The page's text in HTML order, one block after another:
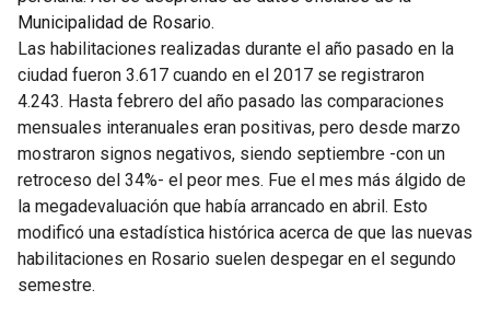
Municipalidad de Rosario.
Las habilitaciones realizadas durante el año pasado en la
ciudad fueron 3.617 cuando en el 2017 se registraron
4.243. Hasta febrero del año pasado las comparaciones
mensuales interanuales eran positivas, pero desde marzo
mostraron signos negativos, siendo septiembre -con un
retroceso del 34%- el peor mes. Fue el mes más álgido de
la megadevaluación que había arrancado en abril. Esto
modificó una estadística histórica acerca de que las nuevas
habilitaciones en Rosario suelen despegar en el segundo
semestre.